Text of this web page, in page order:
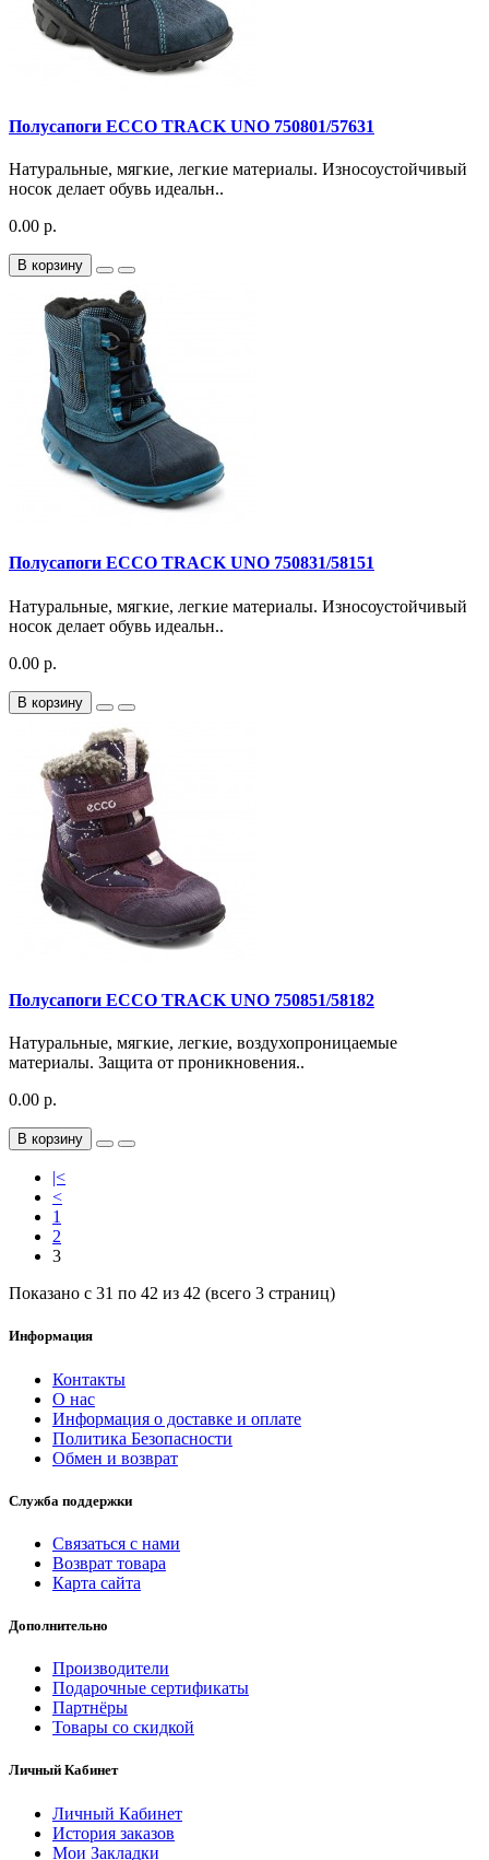
Полусапоги ECCO TRACK UNO 750801/57631
Натуральные, мягкие, легкие материалы. Износоустойчивый
носок делает обувь идеальн..
0.00 р.
В корзину
Полусапоги ECCO TRACK UNO 750831/58151
Натуральные, мягкие, легкие материалы. Износоустойчивый
носок делает обувь идеальн..
0.00 р.
В корзину
Полусапоги ECCO TRACK UNO 750851/58182
Натуральные, мягкие, легкие, воздухопроницаемые
материалы. Защита от проникновения..
0.00 р.
В корзину
|<
<
1
2
3
Показано с 31 по 42 из 42 (всего 3 страниц)
Информация
Контакты
О нас
Информация о доставке и оплате
Политика Безопасности
Обмен и возврат
Служба поддержки
Связаться с нами
Возврат товара
Карта сайта
Дополнительно
Производители
Подарочные сертификаты
Партнёры
Товары со скидкой
Личный Кабинет
Личный Кабинет
История заказов
Мои Закладки